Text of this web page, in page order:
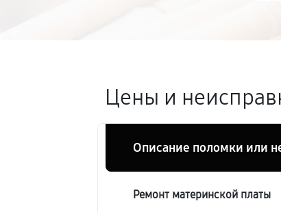
Цены и
Описание поломки или
Ремонт материнской платы